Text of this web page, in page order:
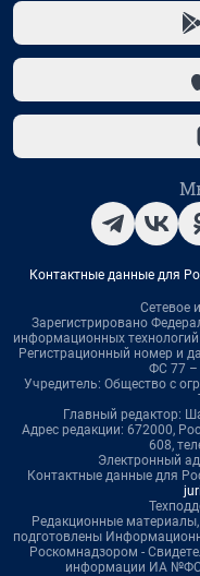
Контактные данные для
Сетевое
Зарегистрировано
информационных
Регистрационный номер и
ФС 77 –
Учредитель: Общество с
Главный редактор:
Адрес редакции: 672000,
608,
Электронный
Контактные данные для
Редакционные
подготовлены
Роскомнадзором -
информации ИА №ФС